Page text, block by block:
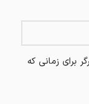
برای زمانی که